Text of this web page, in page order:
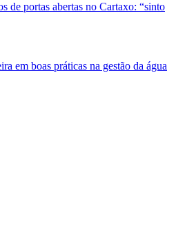
de portas abertas no Cartaxo: “sinto
em boas práticas na gestão da água